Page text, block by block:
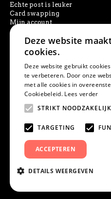
Echte post is leuker
Card swapping
Mijn account
SOCIAL MEDIA
PRODUCT ZOEKEN
Deze website
cookies.
Deze website gebruikt
te verbeteren. Door onze
met alle cookies in
Cookiebeleid. Lees verder
STRIKT NOODZAKELIJK
TARGETING
ACCEPTEREN
DETAILS WEERGEVEN